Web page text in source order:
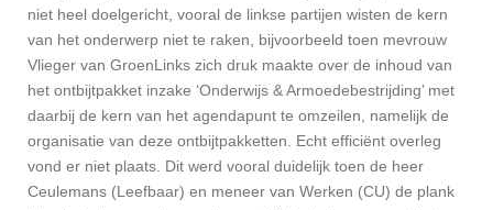
niet heel doelgericht, vooral de linkse partijen wisten de kern
van het onderwerp niet te raken, bijvoorbeeld toen mevrouw
Vlieger van GroenLinks zich druk maakte over de inhoud van
het ontbijtpakket inzake ‘Onderwijs & Armoedebestrijding’ met
daarbij de kern van het agendapunt te omzeilen, namelijk de
organisatie van deze ontbijtpakketten. Echt efficiënt overleg
vond er niet plaats. Dit werd vooral duidelijk toen de heer
Ceulemans (Leefbaar) en meneer van Werken (CU) de plank